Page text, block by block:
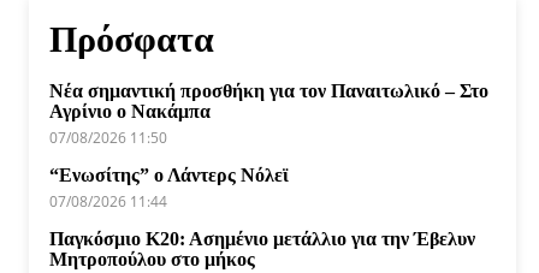
Πρόσφατα
Νέα σημαντική προσθήκη για τον Παναιτωλικό – Στο
Αγρίνιο ο Νακάμπα
07/08/2026 11:50
“Ενωσίτης” ο Λάντερς Νόλεϊ
07/08/2026 11:44
Παγκόσμιο Κ20: Ασημένιο μετάλλιο για την Έβελυν
Μητροπούλου στο μήκος